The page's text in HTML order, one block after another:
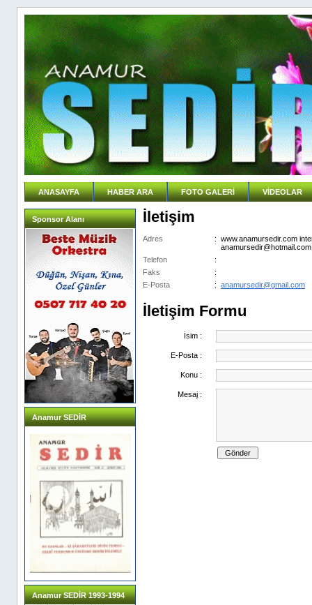
ANASAYFA HABER ARA FOTO GALERİ VİDEOLAR
Sponsor Alanı
Anamur SEDİR
Anamur SEDİR 1993-1994
İletişim
Adres : www.anamursedir.com
anamursedir@hotmail.com
Telefon
:
Faks
:
E-Posta
: anamursedir@gmail.com
İletişim Formu
İsim :
E-Posta :
Konu :
Mesaj :